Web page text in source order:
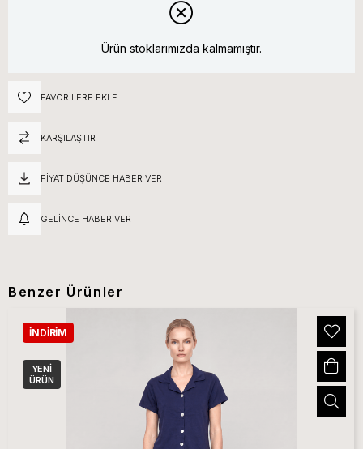
Ürün stoklarımızda kalmamıştır.
FAVORILERE EKLE
KARŞILAŞTIR
FIYAT DÜŞÜNCE HABER VER
GELINCE HABER VER
Benzer Ürünler
İNDIRIM
YENI
ÜRÜN